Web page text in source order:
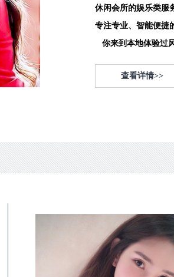
休闲会所的娱乐类服
专注专业、智能便捷
你来到本地体验过
查看详情>>